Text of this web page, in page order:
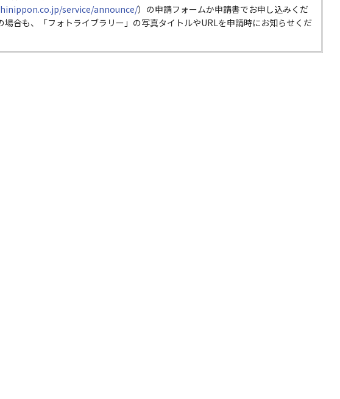
service/announce/）の申請フォームか申請書でお申し込みくだ
場合も、「フォトライブラリー」の写真タイトルやURLを申請時にお知らせくだ